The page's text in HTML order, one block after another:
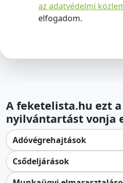
az adatvédelmi
elfogadom.
A feketelista.hu ezt
nyilvántartást vonja
Adóvégrehajtások
Csődeljárások